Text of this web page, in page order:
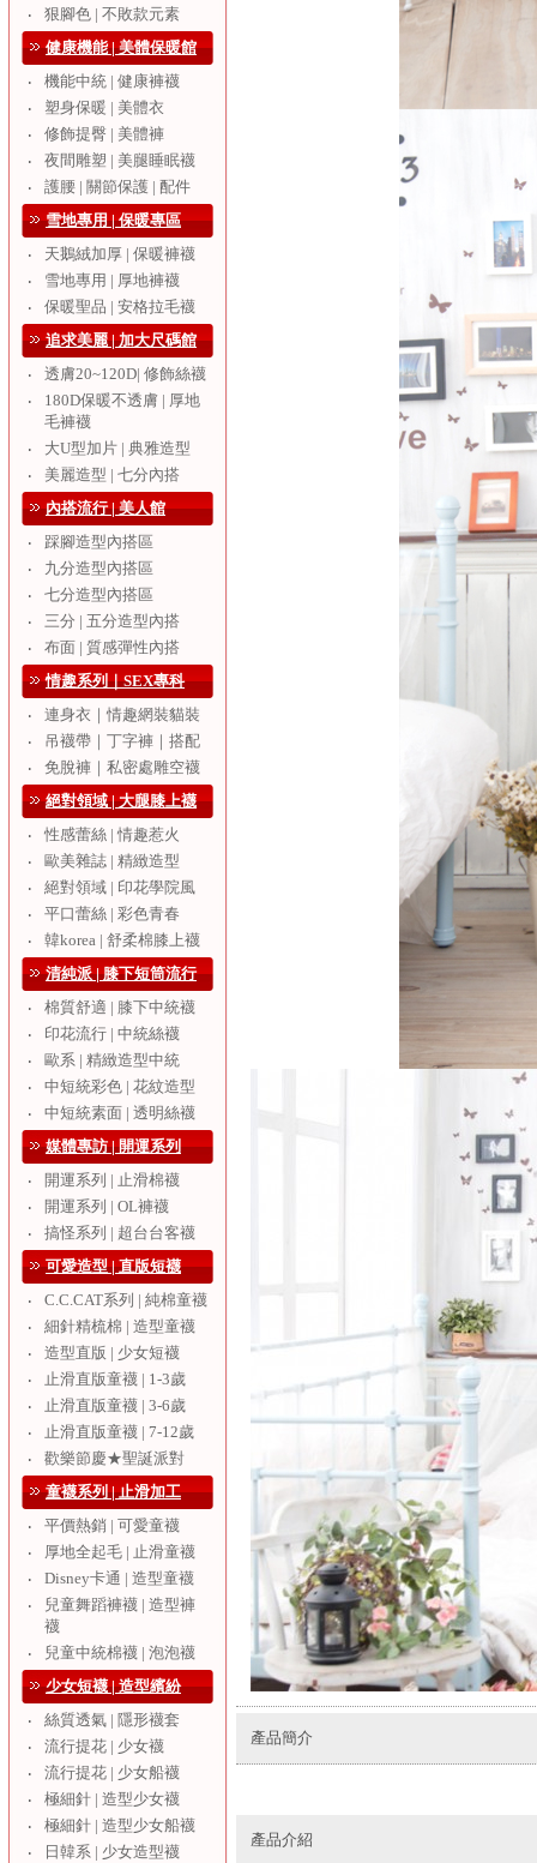
‧
狠腳色 | 不敗款元素
健康機能 | 美體保暖館
‧
機能中統 | 健康褲襪
‧
塑身保暖 | 美體衣
‧
修飾提臀 | 美體褲
‧
夜間雕塑 | 美腿睡眠襪
‧
護腰 | 關節保護 | 配件
雪地專用 | 保暖專區
‧
天鵝絨加厚 | 保暖褲襪
‧
雪地專用 | 厚地褲襪
‧
保暖聖品 | 安格拉毛襪
追求美麗 | 加大尺碼館
‧
透膚20~120D| 修飾絲襪
‧
180D保暖不透膚 | 厚地
毛褲襪
‧
大U型加片 | 典雅造型
‧
美麗造型 | 七分內搭
內搭流行 | 美人館
‧
踩腳造型內搭區
‧
九分造型內搭區
‧
七分造型內搭區
‧
三分 | 五分造型內搭
‧
布面 | 質感彈性內搭
情趣系列｜SEX專科
‧
連身衣｜情趣網裝貓裝
‧
吊襪帶｜丁字褲｜搭配
‧
免脫褲｜私密處雕空襪
絕對領域 | 大腿膝上襪
‧
性感蕾絲 | 情趣惹火
‧
歐美雜誌 | 精緻造型
‧
絕對領域 | 印花學院風
‧
平口蕾絲 | 彩色青春
‧
韓korea | 舒柔棉膝上襪
清純派 | 膝下短筒流行
‧
棉質舒適 | 膝下中統襪
‧
印花流行 | 中統絲襪
‧
歐系 | 精緻造型中統
‧
中短統彩色 | 花紋造型
‧
中短統素面 | 透明絲襪
媒體專訪 | 開運系列
‧
開運系列 | 止滑棉襪
‧
開運系列 | OL褲襪
‧
搞怪系列 | 超台台客襪
可愛造型 | 直版短襪
‧
C.C.CAT系列 | 純棉童襪
‧
細針精梳棉 | 造型童襪
‧
造型直版 | 少女短襪
‧
止滑直版童襪 | 1-3歲
‧
止滑直版童襪 | 3-6歲
‧
止滑直版童襪 | 7-12歲
‧
歡樂節慶★聖誕派對
童襪系列 | 止滑加工
‧
平價熱銷 | 可愛童襪
‧
厚地全起毛 | 止滑童襪
‧
Disney卡通 | 造型童襪
‧
兒童舞蹈褲襪 | 造型褲
襪
‧
兒童中統棉襪 | 泡泡襪
少女短襪 | 造型繽紛
‧
絲質透氣 | 隱形襪套
‧
流行提花 | 少女襪
‧
流行提花 | 少女船襪
‧
極細針 | 造型少女襪
‧
極細針 | 造型少女船襪
‧
日韓系 | 少女造型襪
產品簡介
產品介紹